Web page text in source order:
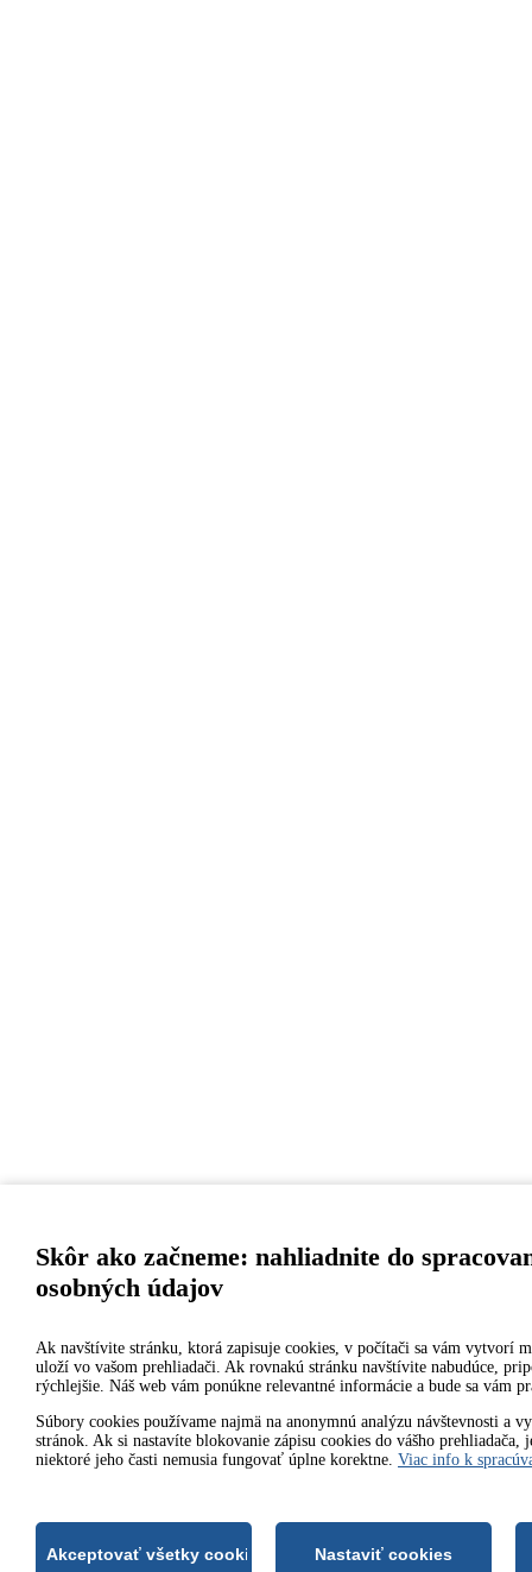
Skôr ako začneme: nahliadnite do
osobných údajov
Ak navštívite stránku, ktorá zapisuje cookies, v počítači sa vám vytvorí
uloží vo vašom prehliadači. Ak rovnakú stránku navštívite nabudúce,
rýchlejšie. Náš web vám ponúkne relevantné informácie a bude sa vám
Súbory cookies používame najmä na anonymnú analýzu návštevnosti a
stránok. Ak si nastavíte blokovanie zápisu cookies do vášho prehliadača,
niektoré jeho časti nemusia fungovať úplne korektne. Viac info k